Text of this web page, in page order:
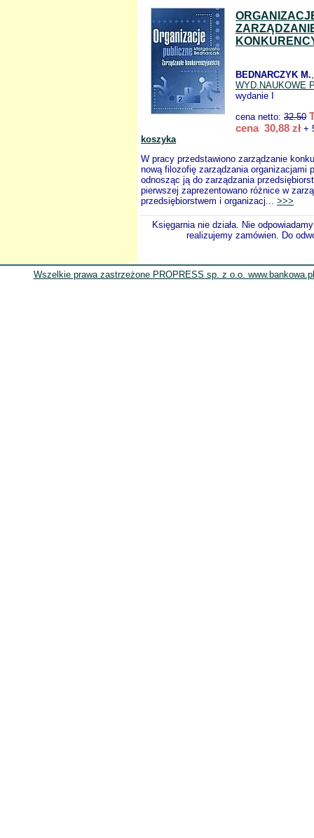
BEDNARCZYK M.
WYD.NAUKOWE
wydanie I
cena netto: 32.50
cena 30,88 zł +
koszyka
W pracy przedstawiono zarządzanie
nową filozofię zarządzania organizacjami
odnosząc ją do zarządzania
pierwszej zaprezentowano różnice w
przedsiębiorstwem i organizacj... >>>
Księgarnia nie działa. Nie
realizujemy zamówien. Do
Wszelkie prawa zastrzeżone PROPRESS sp. z o.o.